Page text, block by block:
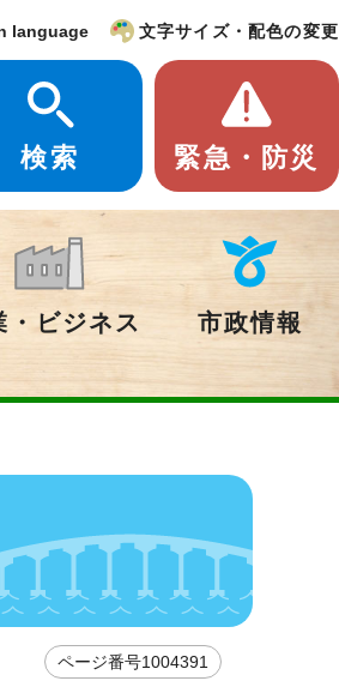
language 文字サイズ・配色の変更
検索 緊急・防災
・ビジネス 市政情報
ページ番号1004391